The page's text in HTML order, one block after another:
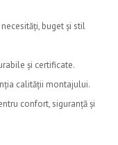
buget și stil
și certificate.
calității montajului.
confort, siguranță și